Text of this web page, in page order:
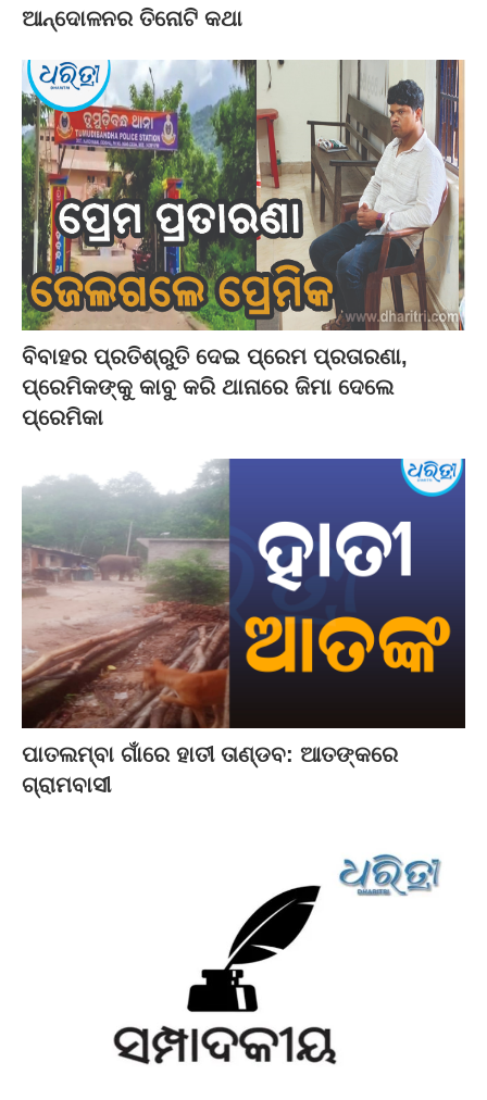
ଆନ୍ଦୋଳନର ତିନୋଟି କଥା
ବିବାହର ପ୍ରତିଶ୍ରୁତି ଦେଇ ପ୍ରେମ ପ୍ରତାରଣା,
ପ୍ରେମିକଙ୍କୁ କାବୁ କରି ଥାନାରେ ଜିମା ଦେଲେ
ପ୍ରେମିକା
ପାତଲମ୍ବା ଗାଁରେ ହାତୀ ତାଣ୍ଡବ: ଆତଙ୍କରେ
ଗ୍ରାମବାସୀ